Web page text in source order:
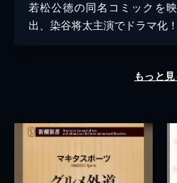
若松公徳の同名コミックを
出、染谷将太主演でドラマ化！
もっと